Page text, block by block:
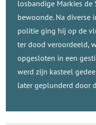
losbandige Markies de
bewoonde. Na diverse
politie ging hij op de
ter dood veroordeeld,
opgesloten in een
werd zijn kasteel
later geplunderd door